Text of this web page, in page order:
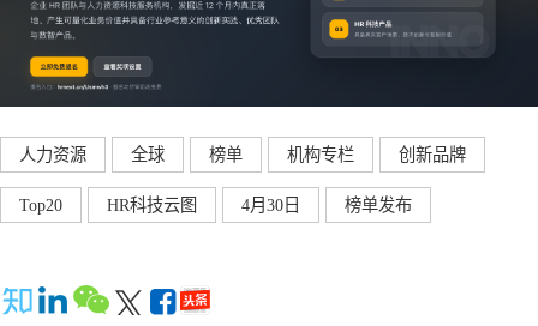
人力资源 全球 榜单 机构专栏 创新品牌
Top20 HR科技云图 4月30日 榜单发布